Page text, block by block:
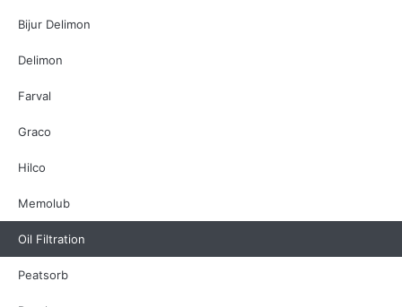
Bijur Delimon
Delimon
Farval
Graco
Hilco
Memolub
Oil Filtration
Peatsorb